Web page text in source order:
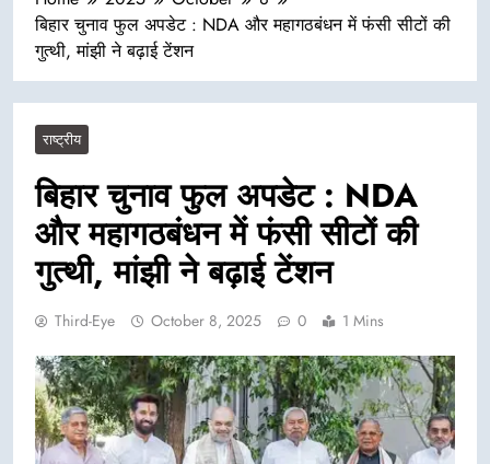
बिहार चुनाव फुल अपडेट : NDA और महागठबंधन में फंसी सीटों की
गुत्थी, मांझी ने बढ़ाई टेंशन
राष्ट्रीय
बिहार चुनाव फुल अपडेट : NDA
और महागठबंधन में फंसी सीटों की
गुत्थी, मांझी ने बढ़ाई टेंशन
Third-Eye October 8, 2025 0 1 Mins